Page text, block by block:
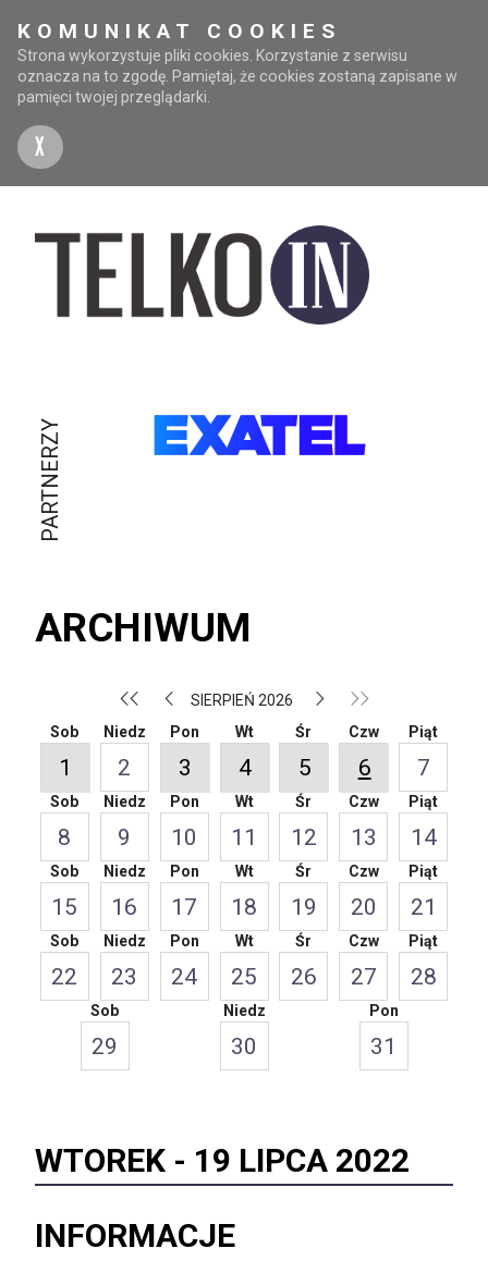
KOMUNIKAT COOKIES
Strona wykorzystuje pliki cookies. Korzystanie z serwisu
oznacza na to zgodę. Pamiętaj, że cookies zostaną zapisane w
pamięci twojej przeglądarki.
X
PARTNERZY
ARCHIWUM
SIERPIEŃ 2026
Sob
1
Niedz
2
Pon
3
Wt
4
Śr
5
Czw
6
Piąt
7
Sob
8
Niedz
9
Pon
10
Wt
11
Śr
12
Czw
13
Piąt
14
Sob
15
Niedz
16
Pon
17
Wt
18
Śr
19
Czw
20
Piąt
21
Sob
22
Niedz
23
Pon
24
Wt
25
Śr
26
Czw
27
Piąt
28
Sob
29
Niedz
30
Pon
31
WTOREK - 19 LIPCA 2022
INFORMACJE